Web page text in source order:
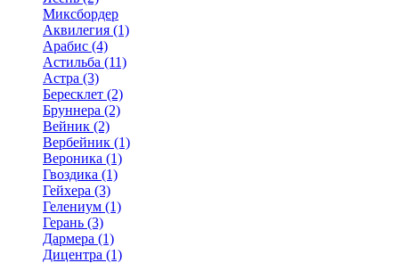
Миксбордер
Аквилегия (1)
Арабис (4)
Астильба (11)
Астра (3)
Бересклет (2)
Бруннера (2)
Вейник (2)
Вербейник (1)
Вероника (1)
Гвоздика (1)
Гейхера (3)
Гелениум (1)
Герань (3)
Дармера (1)
Дицентра (1)